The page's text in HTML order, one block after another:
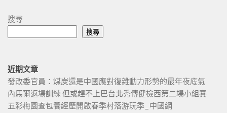
搜尋
搜尋
近期文章
發改委官員：煤炭還是中國應對復雜動力形勢的最年夜底氣
內馬爾返場訓練 但或趕不上巴台北秀傳健檢西第二場小組賽
五彩梅園查包養經歷開啟春季村落游玩季_中國網